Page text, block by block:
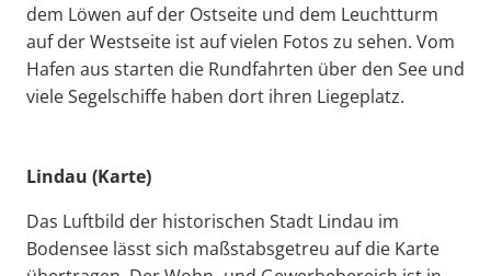
dem Löwen auf der Ostseite und dem Leuchtturm
auf der Westseite ist auf vielen Fotos zu sehen. Vom
Hafen aus starten die Rundfahrten über den See und
viele Segelschiffe haben dort ihren Liegeplatz.
Lindau (Karte)
Das Luftbild der historischen Stadt Lindau im
Bodensee lässt sich maßstabsgetreu auf die Karte